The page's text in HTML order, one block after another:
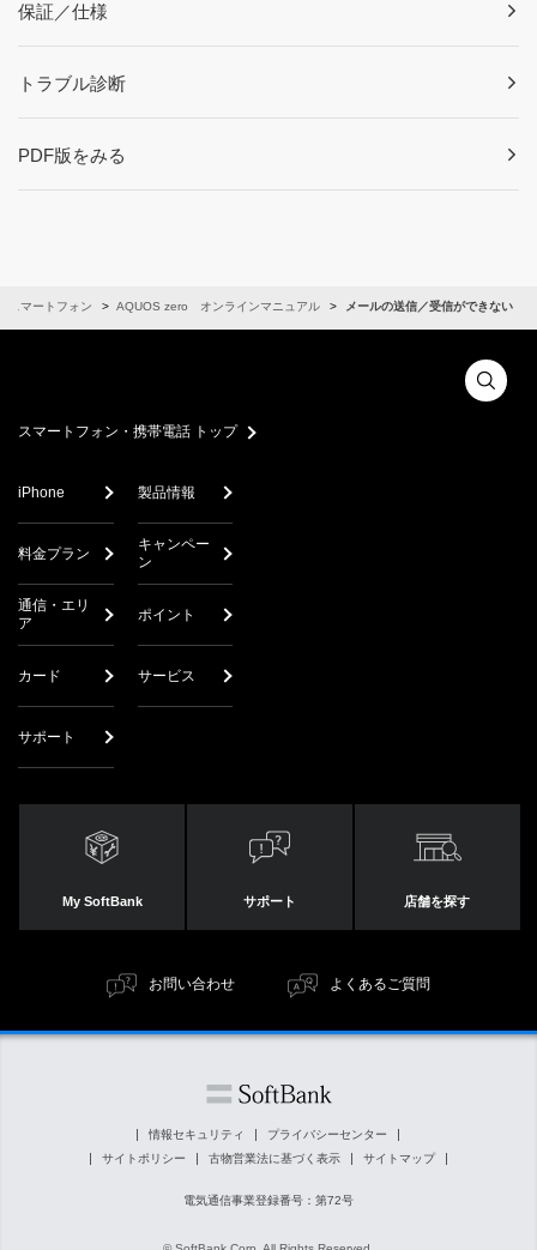
保証／仕様
トラブル診断
PDF版をみる
スマートフォン AQUOS zero オンラインマニュアル メールの送信／受信ができない
スマートフォン・携帯電話 トップ
iPhone 製品情報
料金プラン
キャンペー
ン
通信・エリ
ア
ポイント
カード サービス
サポート
My SoftBank サポート 店舗を探す
お問い合わせ よくあるご質問
情報セキュリティ
プライバシーセンター
サイトポリシー
古物営業法に基づく表示 サイトマップ
電気通信事業登録番号：第72号